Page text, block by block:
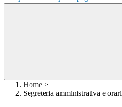
Home >
Segreteria amministrativa e